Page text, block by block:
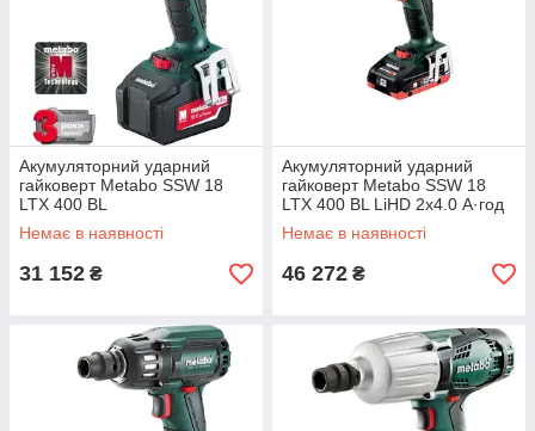
Акумуляторний ударний
гайковерт Metabo SSW 18
LTX 400 BL
Немає в наявності
31 152 ₴
Акумуляторний ударний
гайковерт Metabo SSW 18
LTX 400 BL LiHD 2x4.0 А·год
Немає в наявності
46 272 ₴